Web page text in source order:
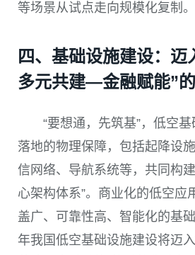
等场景从试点走向规模化复制。
四、基础设施建设：
多元共建—金融赋能”
“要想通，先筑基”，低空
落地的物理保障，包括起降设
信网络、导航系统等，共同构
心架构体系”。商业化的低空应
盖广、可靠性高、智能化的基
年我国低空基础设施建设将迈